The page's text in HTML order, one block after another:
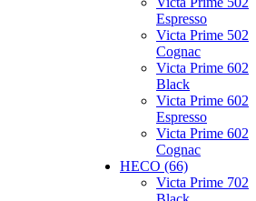
Espresso
Victa Prime 502
Cognac
Victa Prime 602
Black
Victa Prime 602
Espresso
Victa Prime 602
Cognac
HECO (66)
Victa Prime 702